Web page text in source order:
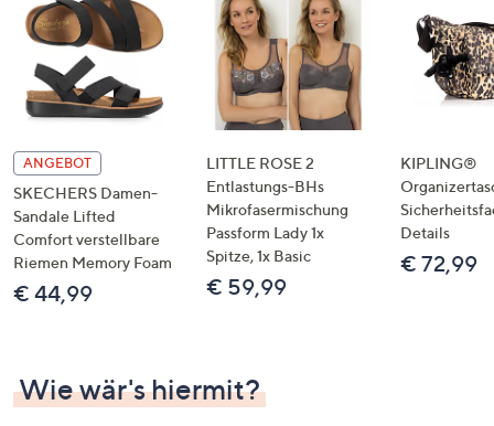
ANGEBOT
SKECHERS Damen-
Sandale Lifted
Comfort verstellbare
Riemen Memory Foam
€ 44,99
LITTLE ROSE 2
Entlastungs-BHs
Mikrofasermischung
Passform Lady 1x
Spitze, 1x Basic
€ 59,99
KIPLING®
Details
€ 72,99
Wie wär's hiermit?